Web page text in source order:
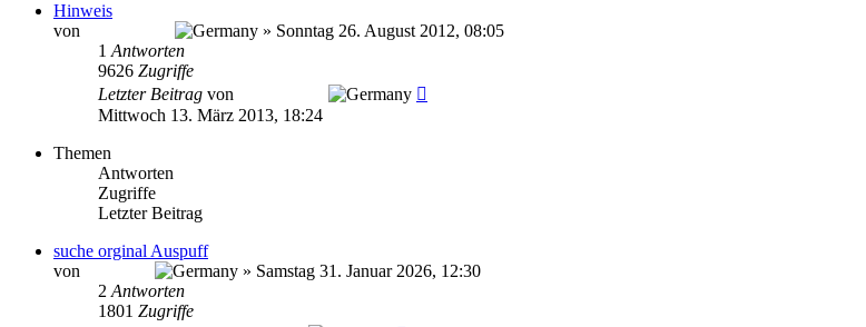
Hinweis
von
» Sonntag 26. August 2012, 08:05
1 Antworten
9626 Zugriffe
Letzter Beitrag von
Mittwoch 13. März 2013, 18:24
Themen
Antworten
Zugriffe
Letzter Beitrag
suche orginal Auspuff
von
» Samstag 31. Januar 2026, 12:30
2 Antworten
1801 Zugriffe